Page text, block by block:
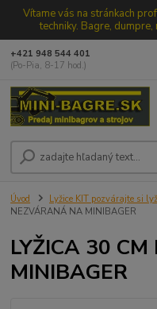
Vítame vás na stránkach
techniky. Bagre, dumpre,
+421 948 544 401
(Po-Pia, 8-17 hod.)
Úvod Lyžice KIT pozvárajte si
NEZVÁRANÁ NA MINIBAGER
LYŽICA 30
MINIBAGER